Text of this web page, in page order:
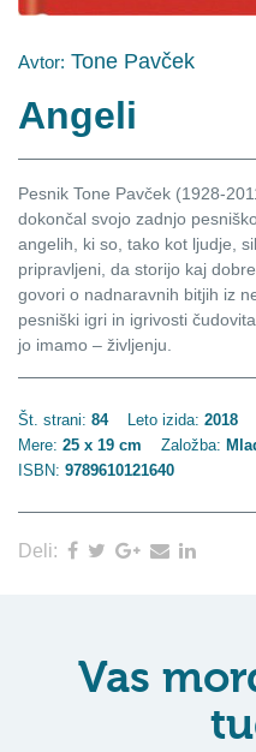
Avtor: Tone Pavček
Angeli
Pesnik Tone Pavček (1928-
dokončal svojo zadnjo
angelih, ki so, tako kot ljudje,
pripravljeni, da storijo kaj
govori o nadnaravnih bitjih iz
pesniški igri in igrivosti
jo imamo – življenju.
Št. strani: 84 Leto izida: 2018
Mere: 25 x 19 cm Založba:
ISBN: 9789610121640
Deli:
Vas